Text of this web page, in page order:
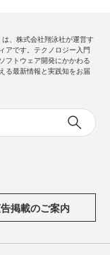
は、株式会社翔泳社が運営す
アです。テクノロジー入門
フトウェア開発にかかわる
る最新情報と実践知をお届
掲載のご案内